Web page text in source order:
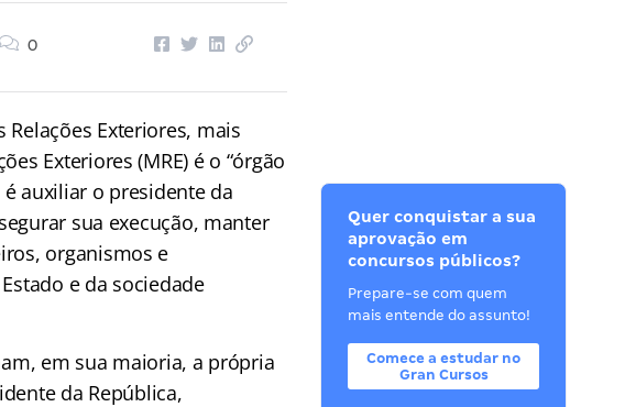
0
Relações Exteriores, mais
Exteriores (MRE) é o “órgão
auxiliar o presidente da
sua execução, manter
organismos e
e da sociedade
em sua maioria, a própria
da República,
Quer conquistar a sua
aprovação em
concursos públicos?
Prepare-se com quem
mais entende do assunto!
Comece a estudar no
Gran Cursos